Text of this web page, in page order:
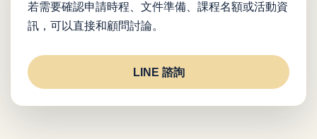
若需要確認申請時程、文件準備、課程名額或活動資
訊，可以直接和顧問討論。
LINE 諮詢